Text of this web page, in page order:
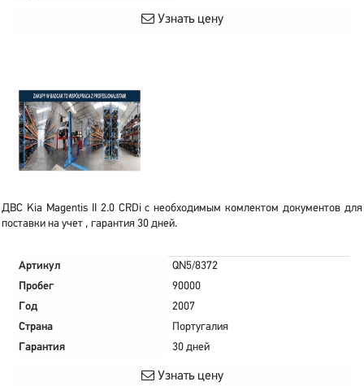
Узнать цену
ДВС Kia Magentis II 2.0 CRDi с необходимым комлектом документов для
поставки на учет , гарантия 30 дней.
Артикул
QN5/8372
Пробег
90000
Год
2007
Страна
Португалия
Гарантия
30 дней
Узнать цену